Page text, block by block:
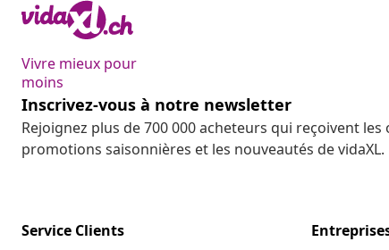
Vivre mieux pour
moins
Inscrivez-vous à notre newsletter
Rejoignez plus de 700 000 acheteurs qui reçoivent
promotions saisonnières et les nouveautés de vidaXL.
Service Clients